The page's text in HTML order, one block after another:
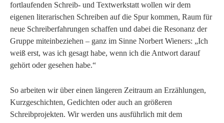
fortlaufenden Schreib- und Textwerkstatt wollen wir dem
eigenen literarischen Schreiben auf die Spur kommen, Raum für
neue Schreiberfahrungen schaffen und dabei die Resonanz der
Gruppe miteinbeziehen – ganz im Sinne Norbert Wieners: „Ich
weiß erst, was ich gesagt habe, wenn ich die Antwort darauf
gehört oder gesehen habe.“
So arbeiten wir über einen längeren Zeitraum an Erzählungen,
Kurzgeschichten, Gedichten oder auch an größeren
Schreibprojekten. Wir werden uns ausführlich mit dem